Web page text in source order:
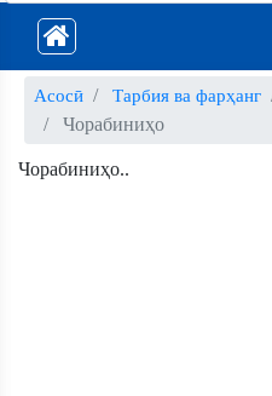
Асосӣ Тарбия ва фарҳанг
Чорабиниҳо
Чорабиниҳо..